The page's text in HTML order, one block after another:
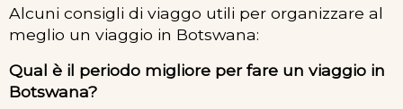
Alcuni consigli di viaggo utili per organizzare al
meglio un viaggio in Botswana:
Qual è il periodo migliore per fare un viaggio in
Botswana?